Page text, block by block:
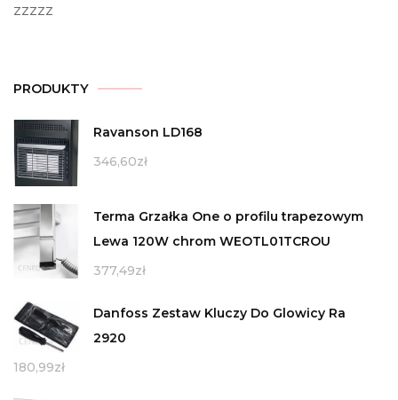
zzzzz
PRODUKTY
Ravanson LD168
346,60zł
Terma Grzałka One o profilu trapezowym
Lewa 120W chrom WEOTL01TCROU
377,49zł
Danfoss Zestaw Kluczy Do Glowicy Ra
2920
180,99zł